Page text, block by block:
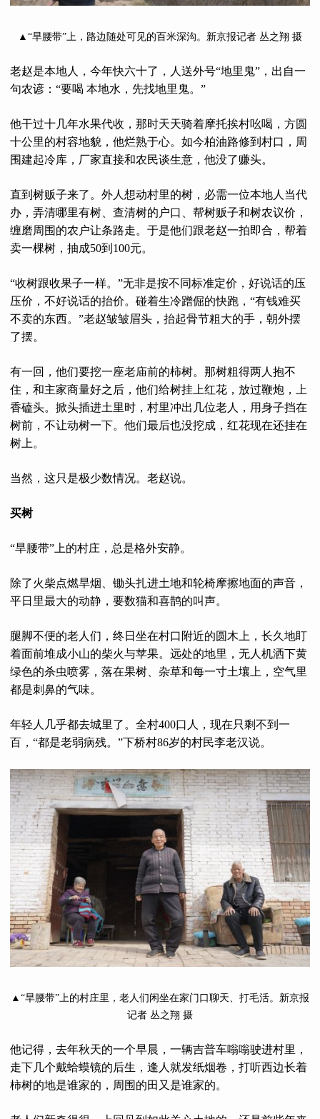
▲“旱腰带”上，路边随处可见的百米深沟。新京报记者 丛之翔 摄
老赵是本地人，今年快六十了，人送外号“地里鬼”，出自一
句农谚：“要喝 本地水，先找地里鬼。”
他干过十几年水果代收，那时天天骑着摩托挨村吆喝，方圆
十公里的村容地貌，他烂熟于心。如今柏油路修到村口，周
围建起冷库，厂家直接和农民谈生意，他没了赚头。
直到树贩子来了。外人想动村里的树，必需一位本地人当代
办，弄清哪里有树、查清树的户口、帮树贩子和树农议价，
缠磨周围的农户让条路走。于是他们跟老赵一拍即合，帮着
卖一棵树，抽成50到100元。
“收树跟收果子一样。”无非是按不同标准定价，好说话的压
压价，不好说话的抬价。碰着生冷蹭倔的快跑，“有钱难买
不卖的东西。”老赵皱皱眉头，抬起骨节粗大的手，朝外摆
了摆。
有一回，他们要挖一座老庙前的柿树。那树粗得两人抱不
住，和主家商量好之后，他们给树挂上红花，放过鞭炮，上
香磕头。掀头插进土里时，村里冲出几位老人，用身子挡在
树前，不让动树一下。他们最后也没挖成，红花现在还挂在
树上。
当然，这只是极少数情况。老赵说。
买树
“旱腰带”上的村庄，总是格外安静。
除了火柴点燃旱烟、锄头扎进土地和轮椅摩擦地面的声音，
平日里最大的动静，要数猫和喜鹊的叫声。
腿脚不便的老人们，终日坐在村口附近的圆木上，长久地盯
着面前堆成小山的柴火与苹果。远处的地里，无人机洒下黄
绿色的杀虫喷雾，落在果树、杂草和每一寸土壤上，空气里
都是刺鼻的气味。
年轻人几乎都去城里了。全村400口人，现在只剩不到一
百，“都是老弱病残。”下桥村86岁的村民李老汉说。
▲“旱腰带”上的村庄里，老人们闲坐在家门口聊天、打毛活。新京报
记者 丛之翔 摄
他记得，去年秋天的一个早晨，一辆吉普车嗡嗡驶进村里，
走下几个戴蛤蟆镜的后生，逢人就发纸烟卷，打听西边长着
柿树的地是谁家的，周围的田又是谁家的。